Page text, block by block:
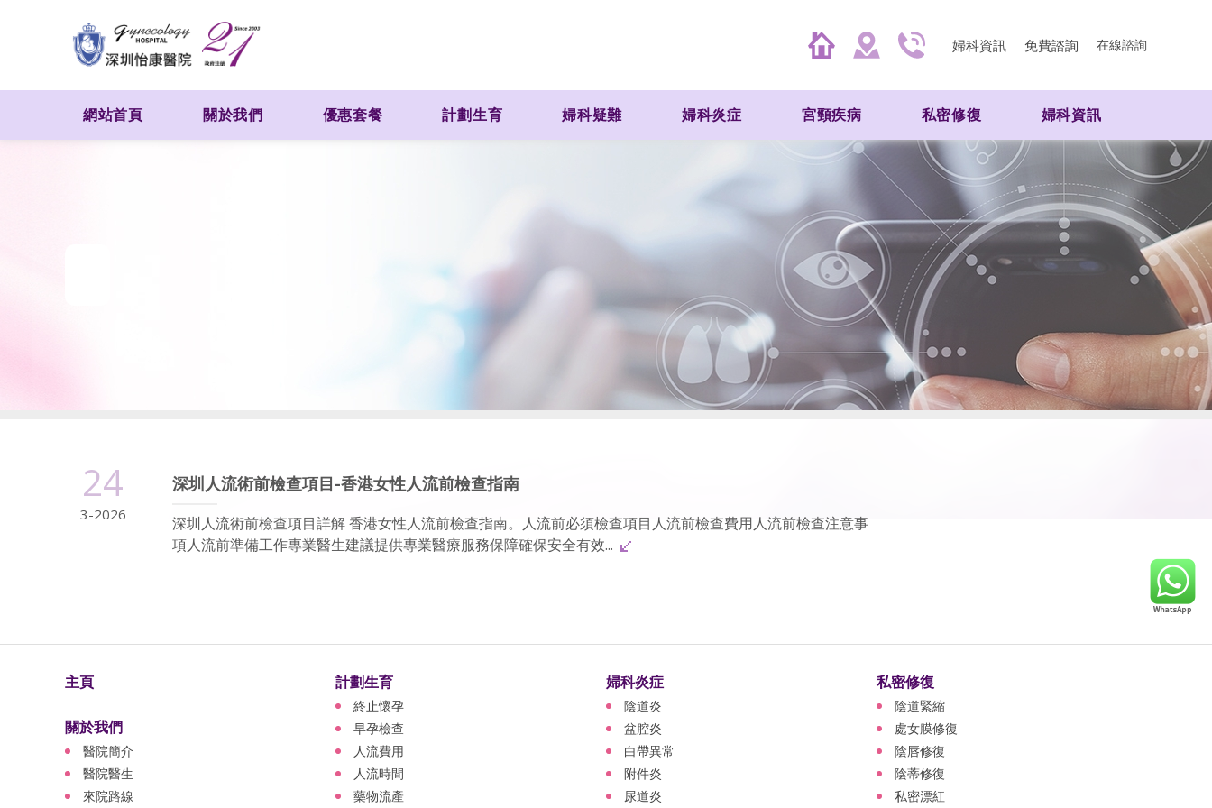
婦科資訊 免費諮詢 在線諮詢
網站首頁 關於我們 優惠套餐 計劃生育 婦科疑難 婦科炎症 宮頸疾病 私密修復 婦科資訊
24
3-2026
深圳人流術前檢查項目-香港女性人流前檢查指南
深圳人流術前檢查項目詳解 香港女性人流前檢查指南。人流前必須檢查項目人流前檢查費用人流前檢查注意事
項人流前準備工作專業醫生建議提供專業醫療服務保障確保安全有效...
主頁
關於我們
醫院簡介
醫院醫生
來院路線
計劃生育
終止懷孕
早孕檢查
人流費用
人流時間
藥物流產
婦科炎症
陰道炎
盆腔炎
白帶異常
附件炎
尿道炎
私密修復
陰道緊縮
處女膜修復
陰唇修復
陰蒂修復
私密漂紅